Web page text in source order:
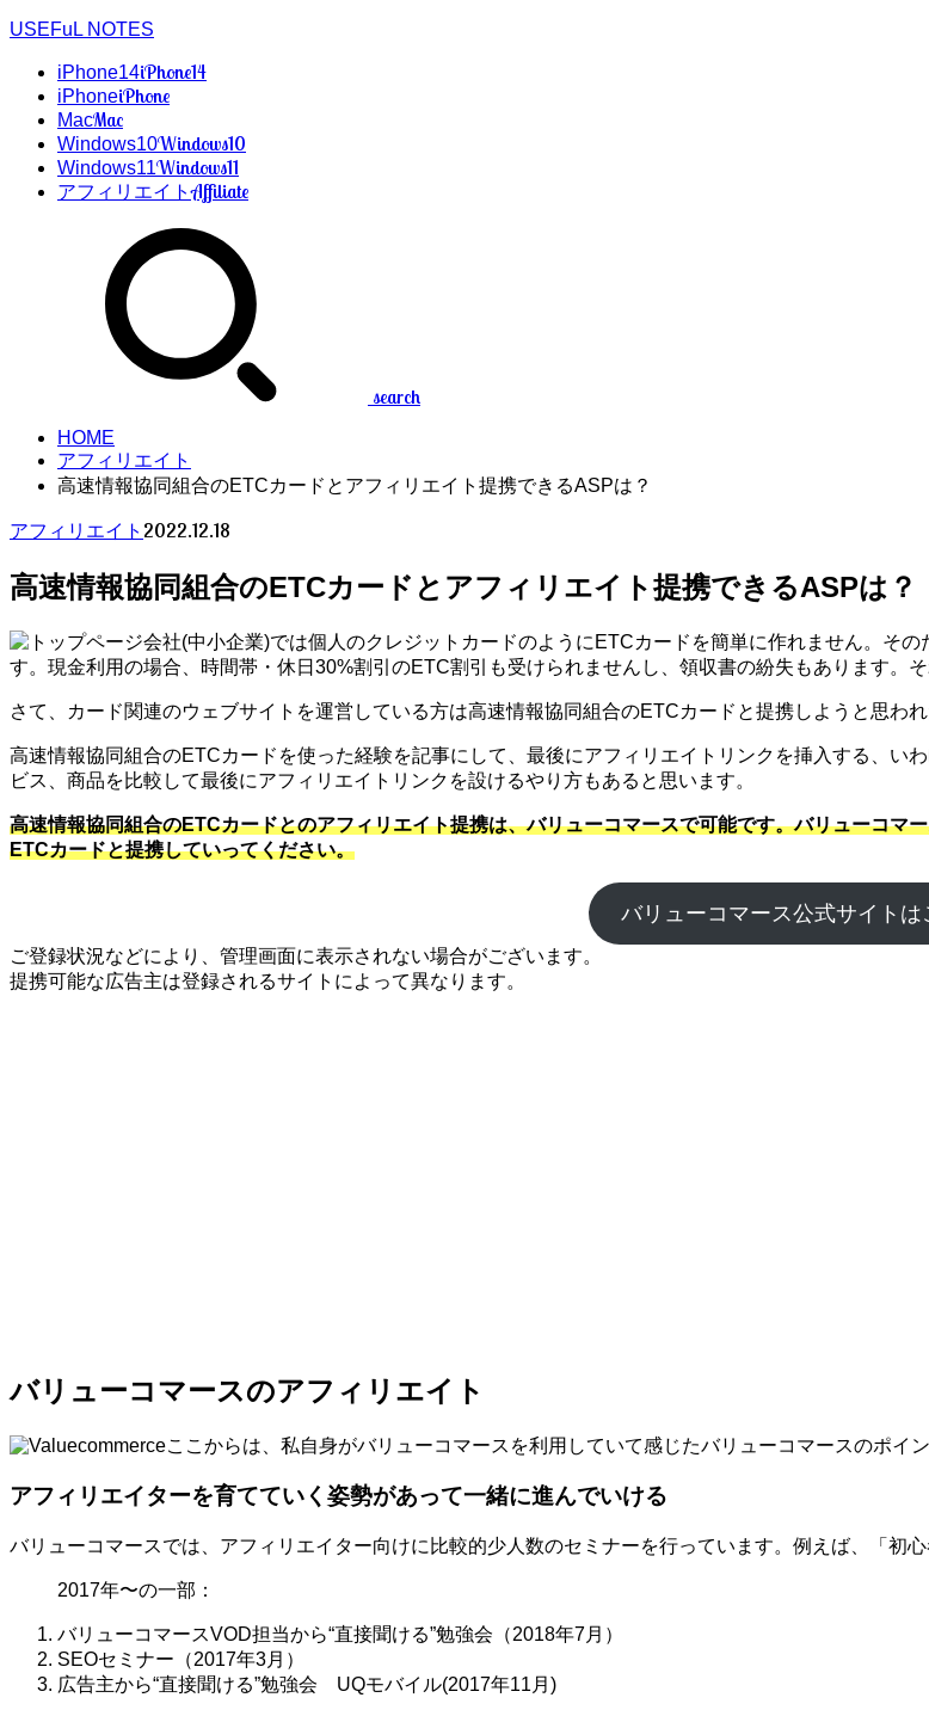
USEFuL NOTES
iPhone14iPhone14
iPhoneiPhone
MacMac
Windows10Windows10
Windows11Windows11
アフィリエイトAffiliate
search
HOME
アフィリエイト
高速情報協同組合のETCカードとアフィリエイト提携できるASPは？
アフィリエイト 2022.12.18
高速情報協同組合のETCカードとアフィリエイト提携できるASPは？
会社(中小企業)では個人のクレジットカードのようにETCカードを簡単に作れません。そ
す。現金利用の場合、時間帯・休日30%割引のETC割引も受けられませんし、領収書の紛失もあります。
さて、カード関連のウェブサイトを運営している方は高速情報協同組合のETCカードと提携しようと思わ
高速情報協同組合のETCカードを使った経験を記事にして、最後にアフィリエイトリンクを挿入する、い
ビス、商品を比較して最後にアフィリエイトリンクを設けるやり方もあると思います。
高速情報協同組合のETCカードとのアフィリエイト提携は、バリューコマースで可能です。バリューコマ
ETCカードと提携していってください。
バリューコマース公式サイトは
ご登録状況などにより、管理画面に表示されない場合がございます。
提携可能な広告主は登録されるサイトによって異なります。
バリューコマースのアフィリエイト
ここからは、私自身がバリューコマースを利用していて感じたバリューコマースのポイ
アフィリエイターを育てていく姿勢があって一緒に進んでいける
バリューコマースでは、アフィリエイター向けに比較的少人数のセミナーを行っています。例えば、「初
2017年〜の一部：
バリューコマースVOD担当から“直接聞ける”勉強会（2018年7月）
SEOセミナー（2017年3月）
広告主から“直接聞ける”勉強会 UQモバイル(2017年11月)